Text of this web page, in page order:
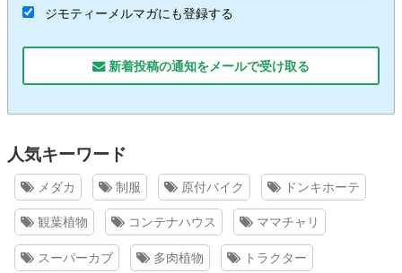
ジモティーメルマガにも登録する
新着投稿の通知をメールで受け取る
人気キーワード
メダカ 制服 原付バイク ドンキホーテ
観葉植物 コンテナハウス ママチャリ
スーパーカブ 多肉植物 トラクター